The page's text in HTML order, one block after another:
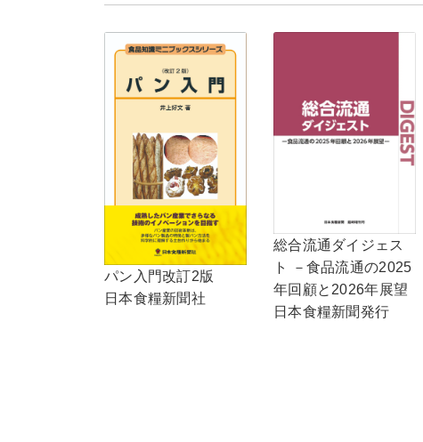
パン入門改訂2版
日本食糧新聞社
総合流通ダイジェス
ト －食品流通の2025
年回顧と2026年展望
日本食糧新聞発行